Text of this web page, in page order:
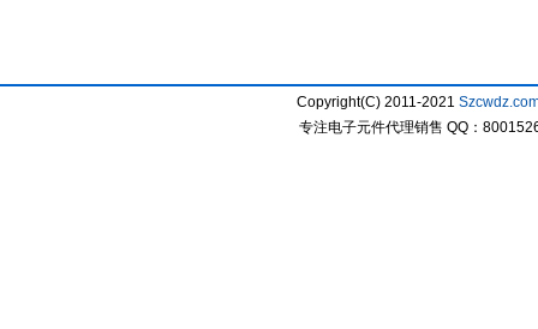
Copyright(C) 2011-2021
专注电子元件代理销售 QQ：